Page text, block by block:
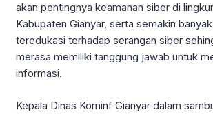
akan pentingnya keamanan siber di
Kabupaten Gianyar, serta semakin
teredukasi terhadap serangan siber
merasa memiliki tanggung jawab untuk
informasi.
Kepala Dinas Kominf Gianyar dalam